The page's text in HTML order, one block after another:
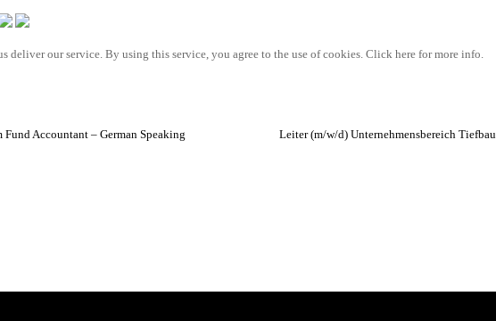
deliver our service. By using this service, you agree to the use of cookies. Click here for more info.
Fund Accountant – German Speaking Leiter (m/w/d) Unternehmensbereich Tiefbau